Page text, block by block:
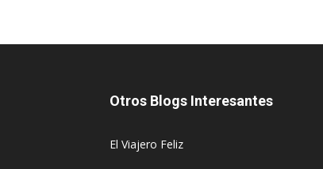
Otros Blogs Interesantes
El Viajero Feliz